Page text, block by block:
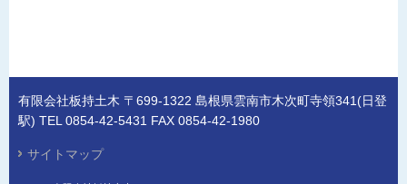
有限会社板持土木 〒699-1322 島根県雲南市木次町寺領341(日登
駅) TEL 0854-42-5431 FAX 0854-42-1980
サイトマップ